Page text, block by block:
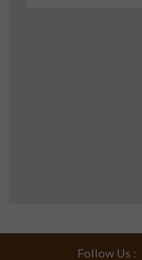
Follow Us :